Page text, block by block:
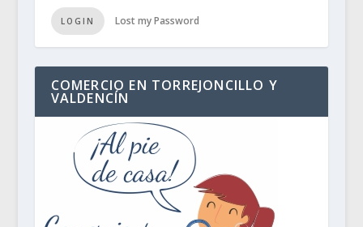
LOGIN Lost my Password
COMERCIO EN TORREJONCILLO Y
VALDENCÍN